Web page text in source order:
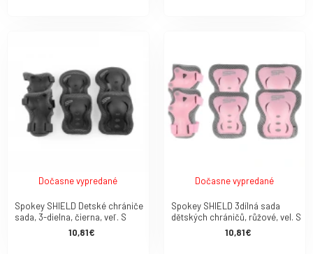
Dočasne vypredané
Spokey SHIELD Detské chrániče
sada, 3-dielna, čierna, veľ. S
10,81€
Dočasne vypredané
Spokey SHIELD 3dílná sada
dětských chráničů, růžové, vel. S
10,81€